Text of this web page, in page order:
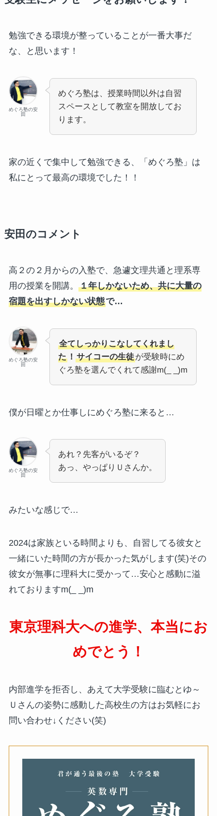
勉強できる環境が整っていることが一番大事だ
な、と思います！
めぐろ塾の安
田
めぐろ塾は、授業時間以外は自習
スペースとして教室を開放してお
ります。
家の近くで集中して勉強できる、「めぐろ塾」は
私にとって最高の環境でした！！
安田のコメント
高２の２月からの入塾で、急遽文理共通と理系専
用の授業を開講。 １年しかないため、共に大量の
宿題を出すしかない状態で…
めぐろ塾の安
田
全てしっかりこなしてくれまし
た！ サイコーの生徒が受験時にめ
ぐろ塾を選んでくれて感謝m(_ _)m
僕が日曜とか仕事しにめぐろ塾に来ると…
めぐろ塾の安
田
あれ？先客がいるぞ？
あっ、やっぱりＵさんか。
みたいな感じで…
2024は家族といる時間よりも、自習してる彼女と
一緒にいた時間の方が長かった気がします(笑)その
彼女が無事に理科大に受かって…安心と感動に溢
れておりますm(_ _)m
東京理科大への進学、本当にお
めでとう！
内部進学を拒否し、あえて大学受験に臨むとゆ～
Ｕさんの姿勢に感動した高校生の方はお気軽にお
問い合わせ↓ください(笑)